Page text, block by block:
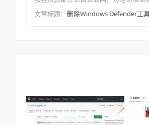
文章标题： 删除Windows Defender工